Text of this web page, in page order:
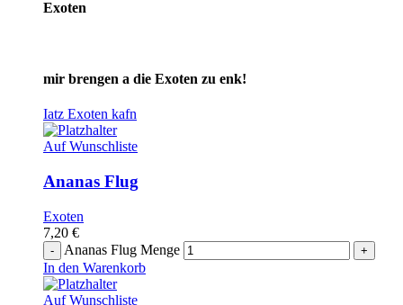
Exoten
mir brengen a die Exoten zu enk!
Iatz Exoten kafn
Auf Wunschliste
Ananas Flug
Exoten
7,20 €
Ananas Flug Menge
In den Warenkorb
Auf Wunschliste